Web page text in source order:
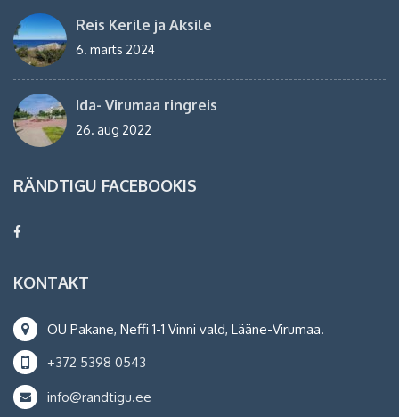
Reis Kerile ja Aksile
6. märts 2024
Ida- Virumaa ringreis
26. aug 2022
RÄNDTIGU FACEBOOKIS
KONTAKT
OÜ Pakane, Neffi 1-1 Vinni vald, Lääne-Virumaa.
+372 5398 0543
info@randtigu.ee